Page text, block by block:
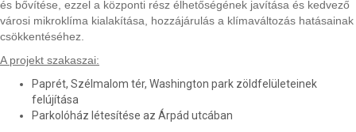
és bővítése, ezzel a központi rész élhetőségének javítása és kedvező
városi mikroklíma kialakítása, hozzájárulás a klímaváltozás hatásainak
csökkentéséhez.
A projekt szakaszai:
Paprét, Szélmalom tér, Washington park zöldfelületeinek
felújítása
Parkolóház létesítése az Árpád utcában